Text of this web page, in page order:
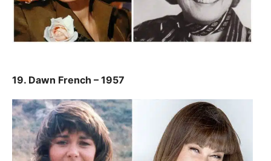
19. Dawn French – 1957